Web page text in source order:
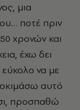
μια
ποτέ πριν
χρονών και
έχω δει
να με
αυτό
προσπαθώ